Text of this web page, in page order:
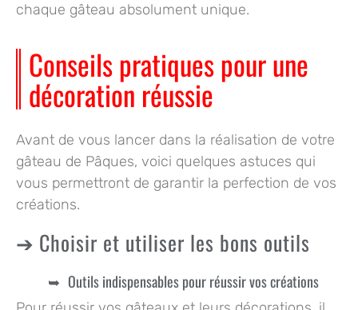
chaque gâteau absolument unique.
Conseils pratiques pour une
décoration réussie
Avant de vous lancer dans la réalisation de votre
gâteau de Pâques, voici quelques astuces qui
vous permettront de garantir la perfection de vos
créations.
Choisir et utiliser les bons outils
Outils indispensables pour réussir vos créations